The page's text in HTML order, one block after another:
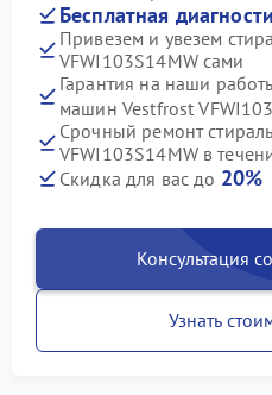
Бесплатная
Привезем и увезем
VFWI103S14MW сами
Гарантия на наши
машин Vestfrost
Срочный ремонт
VFWI103S14MW в
Скидка для вас до 20%
Консультация
Узнать